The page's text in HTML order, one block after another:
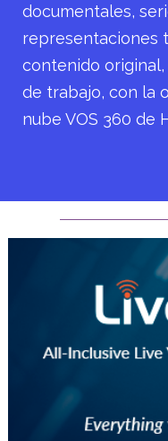
documentales,
representaciones
contenido
de trabajo, con la
nube VOS 360 de